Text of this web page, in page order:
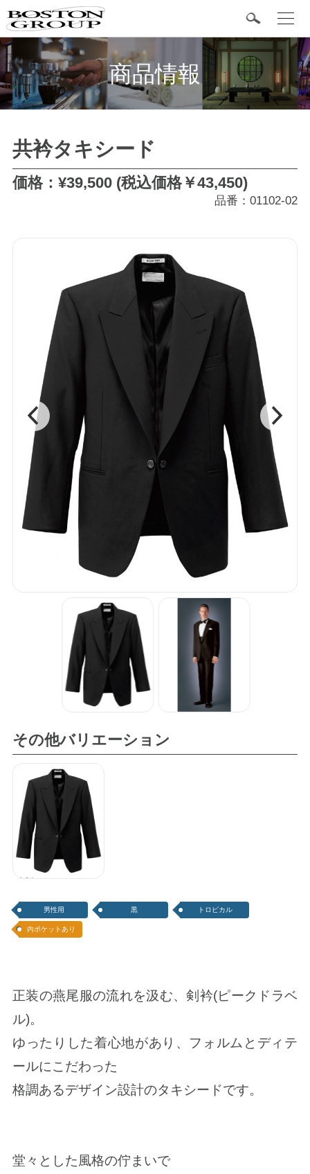
商品情報
BOSTON 定番商品
タキシード
シャツ
ワンピース
エプロン
アクセサリー
共衿タキシード
価格：¥39,500 (税込価格￥43,450)
品番：01102-02
男性用 黒 トロピカル
内ポケットあり
正装の燕尾服の流れを汲む、剣衿(ピークドラベ
ル)。
ゆったりした着心地があり、フォルムとディテ
ールにこだわった
格調あるデザイン設計のタキシードです。
堂々とした風格の佇まいで
その他バリエーション
t
g
e
n
a
v
i